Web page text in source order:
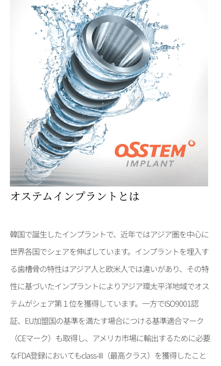
オステムインプラントとは
韓国で誕生したインプラントで、近年ではアジア圏を中心に
世界各国でシェアを伸ばしています。インプラントを埋入す
る歯槽骨の特性はアジア人と欧米人では違いがあり、その特
性に基づいたインプラントによりアジア環太平洋地域でオス
テムがシェア第１位を獲得しています。一方でISO9001認
証、EU加盟国の基準を満たす場合につける基準適合マーク
（CEマーク）も取得し、アメリカ市場に輸出するために必要
なFDA登録においてもclass-III（最高クラス）を獲得したこと